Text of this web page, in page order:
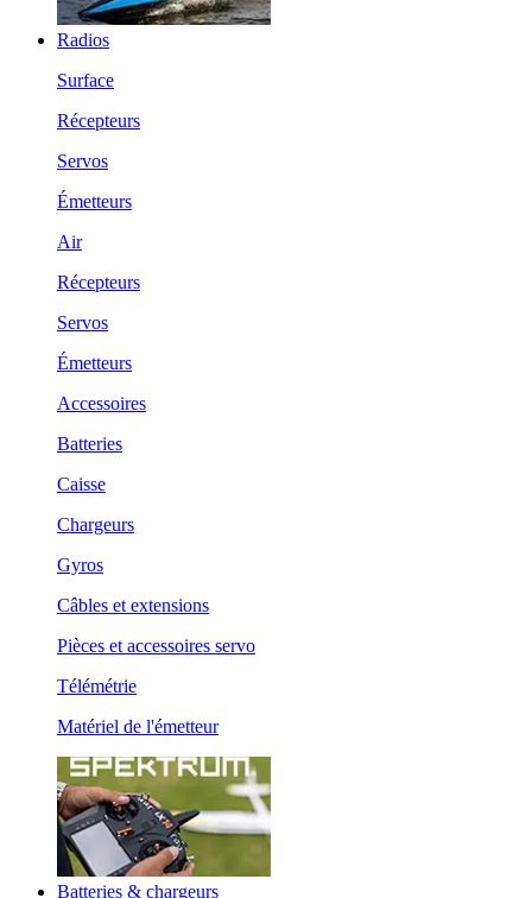
Radios
Surface
Récepteurs
Servos
Émetteurs
Air
Récepteurs
Servos
Émetteurs
Accessoires
Batteries
Caisse
Chargeurs
Gyros
Câbles et extensions
Pièces et accessoires servo
Télémétrie
Matériel de l'émetteur
Batteries & chargeurs